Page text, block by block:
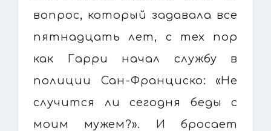
вопрос, который задавала все
пятнадцать лет, с тех пор
как Гарри начал службу в
полиции Сан-Франциско: «Не
случится ли сегодня беды с
моим мужем?». И бросает